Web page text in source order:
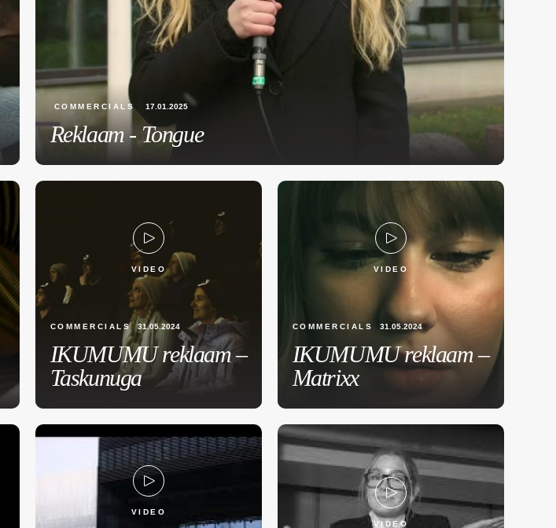
COMMERCIALS 17.01.2025
Reklaam - Tongue
VIDEO
COMMERCIALS 31.05.2024
IKUMUMU reklaam –
Taskunuga
VIDEO
COMMERCIALS 31.05.2024
IKUMUMU reklaam –
Matrixx
VIDEO
VIDEO